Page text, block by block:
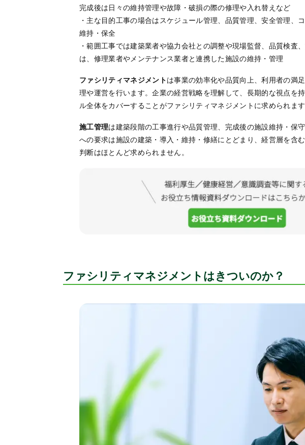
完成後は日々の維持管理や故障・破損の際の修理や入れ替えなど
・主な目的工事の場合はスケジュール管理、品質管理、安全管理、
維持・保全
・範囲工事では建築業者や協力会社との調整や現場監督、品質検査
は、修理業者やメンテナンス業者と連携した施設の維持・管理
ファシリティマネジメントは事業の効率化や品質向上、利用者の満
理や運営を行います。企業の経営戦略を理解して、長期的な視点を
ル全体をカバーすることがファシリティマネジメントに求められます
施工管理は建築段階の工事進行や品質管理、完成後の施設維持・保
への要求は施設の建築・導入・維持・修繕にとどまり、経営層を含
判断はほとんど求められません。
ファシリティマネジメントはきついのか？